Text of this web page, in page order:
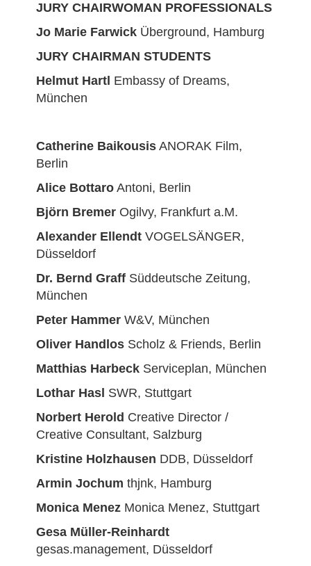
JURY CHAIRWOMAN PROFESSIONALS
Jo Marie Farwick Überground, Hamburg
JURY CHAIRMAN STUDENTS
Helmut Hartl Embassy of Dreams,
München
Catherine Baikousis ANORAK Film,
Berlin
Alice Bottaro Antoni, Berlin
Björn Bremer Ogilvy, Frankfurt a.M.
Alexander Ellendt VOGELSÄNGER,
Düsseldorf
Dr. Bernd Graff Süddeutsche Zeitung,
München
Peter Hammer W&V, München
Oliver Handlos Scholz & Friends, Berlin
Matthias Harbeck Serviceplan, München
Lothar Hasl SWR, Stuttgart
Norbert Herold Creative Director /
Creative Consultant, Salzburg
Kristine Holzhausen DDB, Düsseldorf
Armin Jochum thjnk, Hamburg
Monica Menez Monica Menez, Stuttgart
Gesa Müller-Reinhardt
gesas.management, Düsseldorf